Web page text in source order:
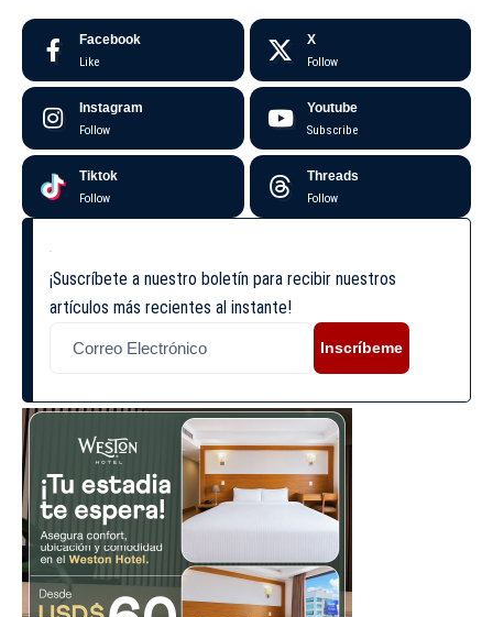
Facebook
Like
X
Follow
Instagram
Follow
Youtube
Subscribe
Tiktok
Follow
Threads
Follow
¡Suscríbete a nuestro boletín para recibir nuestros
artículos más recientes al instante!
Inscríbeme